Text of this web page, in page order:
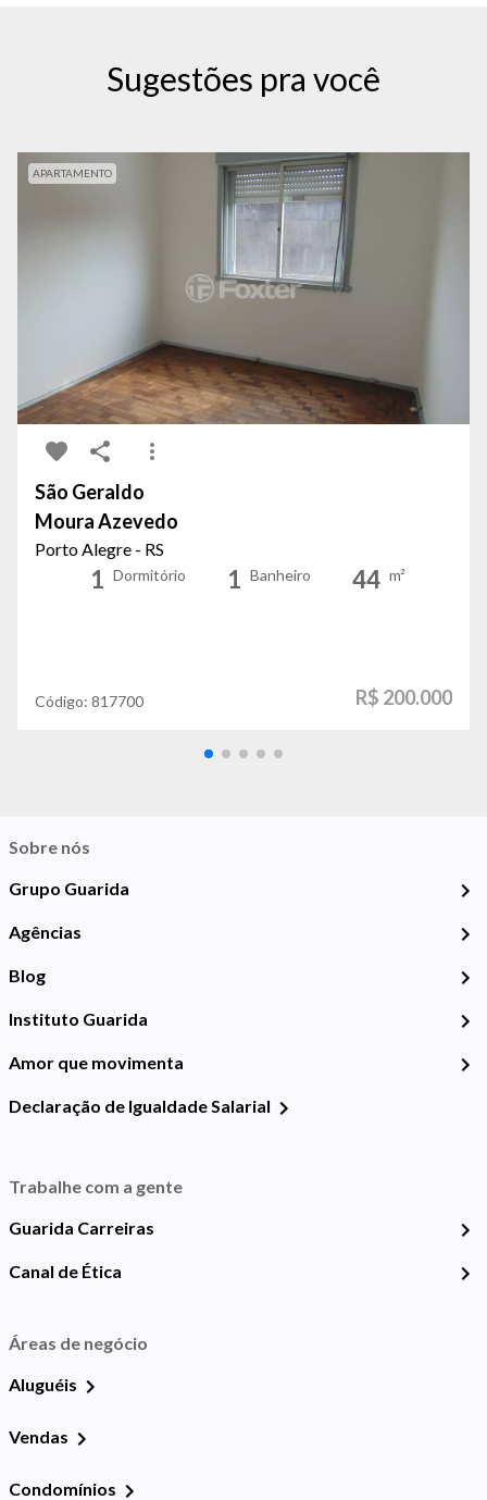
Sugestões pra você
APARTAMENTO
São Geraldo
Moura Azevedo
Porto Alegre - RS
1 Dormitório 1 Banheiro 44 m²
Código: 817700 R$ 200.000
Sobre nós
Grupo Guarida
Agências
Blog
Instituto Guarida
Amor que movimenta
Declaração de Igualdade Salarial
Trabalhe com a gente
Guarida Carreiras
Canal de Ética
Áreas de negócio
Aluguéis
Vendas
Condomínios